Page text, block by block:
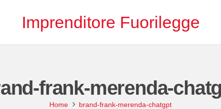
Imprenditore Fuorilegge
frank-merenda-
Home brand-frank-merenda-chatgpt